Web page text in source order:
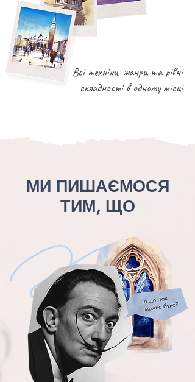
Всі техніки, жанри та рівні
складності в одному місці
МИ ПИШАЄМОСЯ
ТИМ, ЩО